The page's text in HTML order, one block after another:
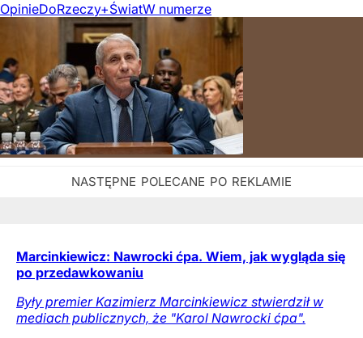
OpinieDoRzeczy+ŚwiatW numerze
Marcinkiewicz: Nawrocki ćpa. Wiem, jak wygląda się
po przedawkowaniu
Były premier Kazimierz Marcinkiewicz stwierdził w
mediach publicznych, że "Karol Nawrocki ćpa".